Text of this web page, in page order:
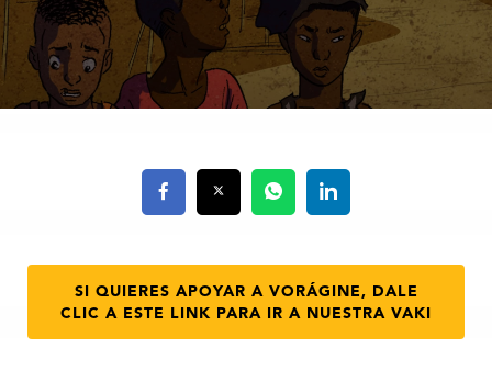
SI QUIERES APOYAR A VORÁGINE, DALE
CLIC A ESTE LINK PARA IR A NUESTRA VAKI